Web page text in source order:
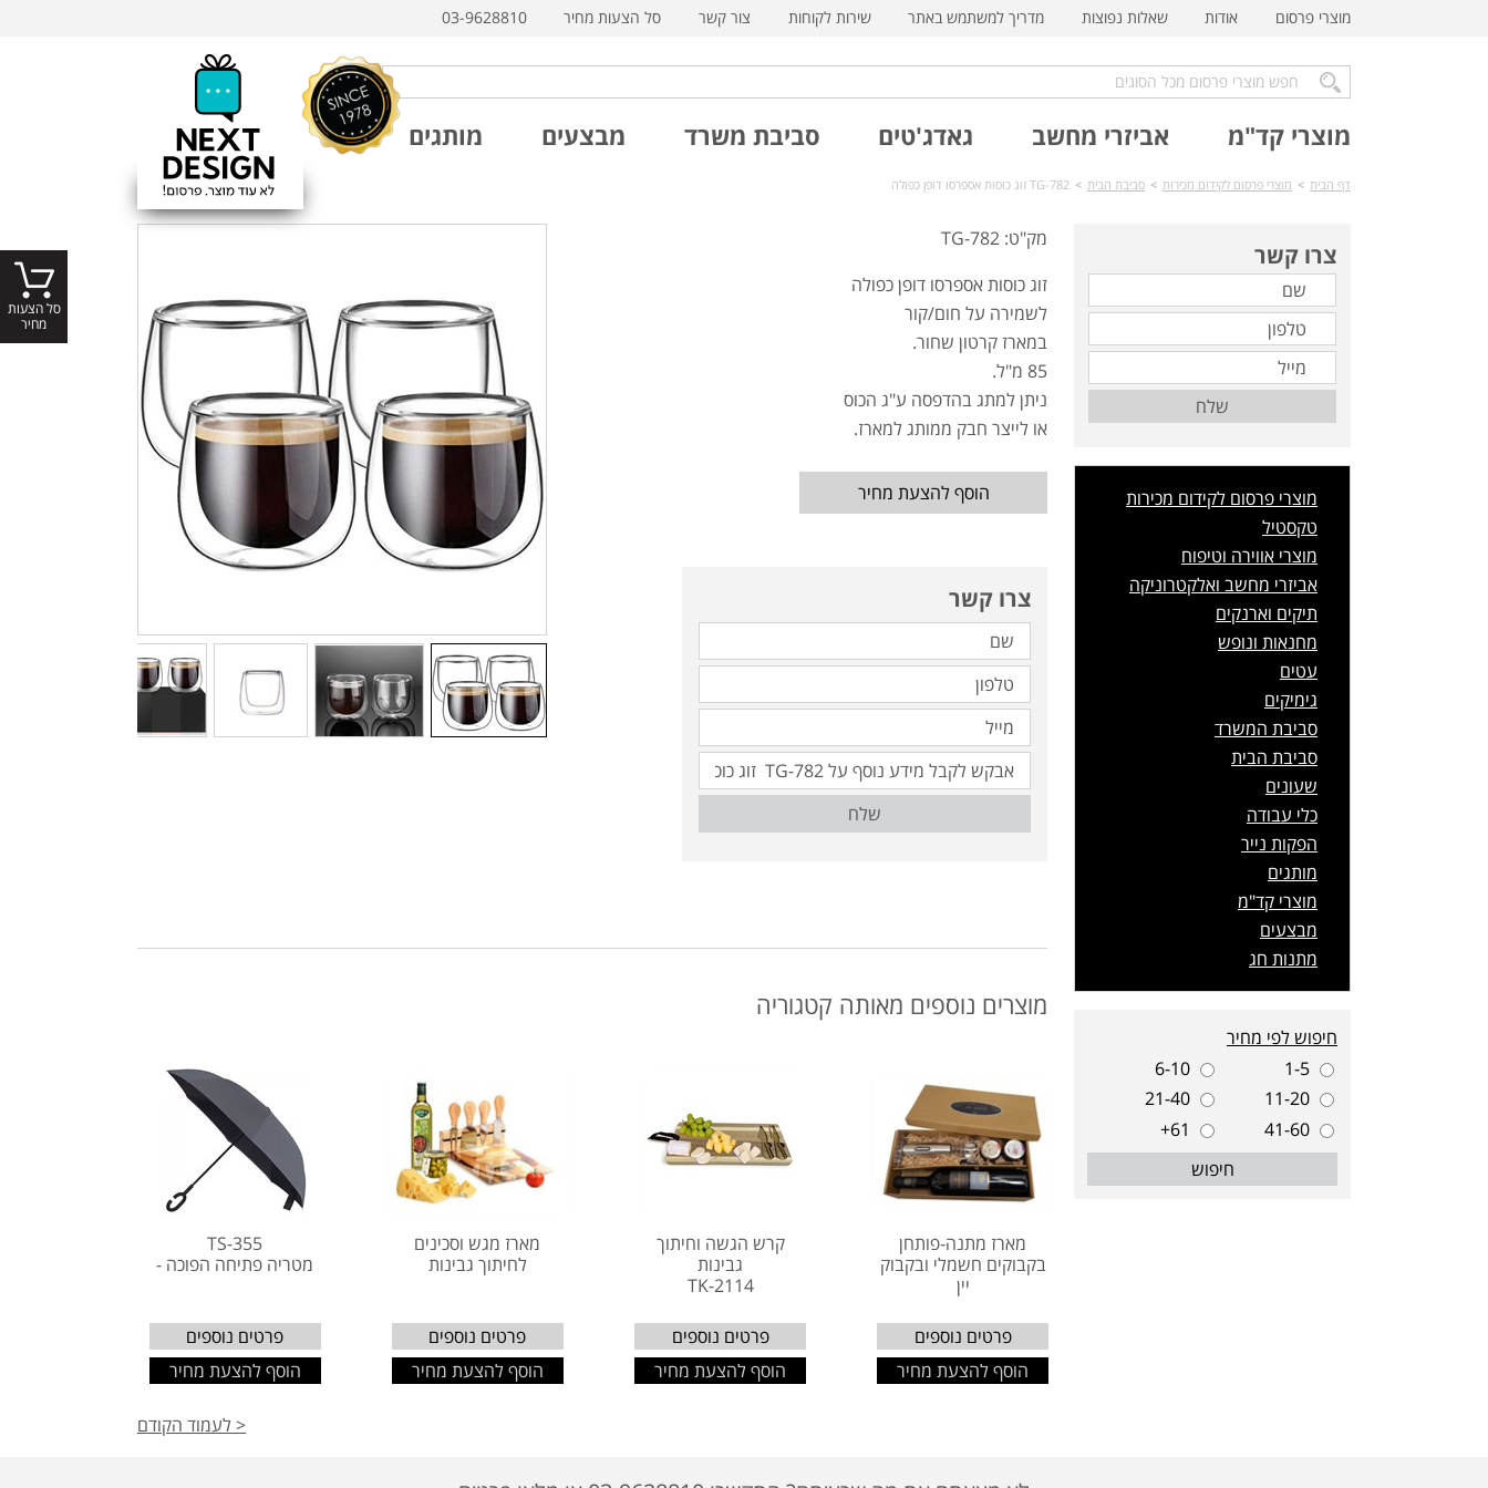
מוצרי פרסום אודות שאלות נפוצות מדריך למשתמש באתר שירות לקוחות צור קשר סל הצעות מחיר 03-9628810
מוצרי קד"מ אביזרי מחשב גאדג'טים סביבת משרד מבצעים מותגים
דף הבית > מוצרי פרסום לקידום מכירות > סביבת הבית > TG-782 זוג כוסות אספרסו דופן כפולה
מק"ט: TG-782
זוג כוסות אספרסו דופן כפולה
לשמירה על חום/קור
במארז קרטון שחור.
85 מ"ל.
ניתן למתג בהדפסה ע"ג הכוס
או לייצר חבק ממותג למארז.
הוסף להצעת מחיר
צרו קשר
שלח
מוצרים נוספים מאותה קטגוריה
מארז מתנה-פותחן
בקבוקים חשמלי ובקבוק
יין
פרטים נוספים
הוסף להצעת מחיר
קרש הגשה וחיתוך
גבינות
TK-2114
פרטים נוספים
הוסף להצעת מחיר
מארז מגש וסכינים
לחיתוך גבינות
פרטים נוספים
הוסף להצעת מחיר
TS-355
מטריה פתיחה הפוכה -
פרטים נוספים
הוסף להצעת מחיר
< לעמוד הקודם
צרו קשר
שלח
מוצרי פרסום לקידום מכירות
טקסטיל
מוצרי אווירה וטיפוח
אביזרי מחשב ואלקטרוניקה
תיקים וארנקים
מחנאות ונופש
עטים
גימיקים
סביבת המשרד
סביבת הבית
שעונים
כלי עבודה
הפקות נייר
מותגים
מוצרי קד"מ
מבצעים
מתנות חג
חיפוש לפי מחיר
1-5
6-10
11-20
21-40
41-60
61+
חיפוש
סל הצעות
מחיר